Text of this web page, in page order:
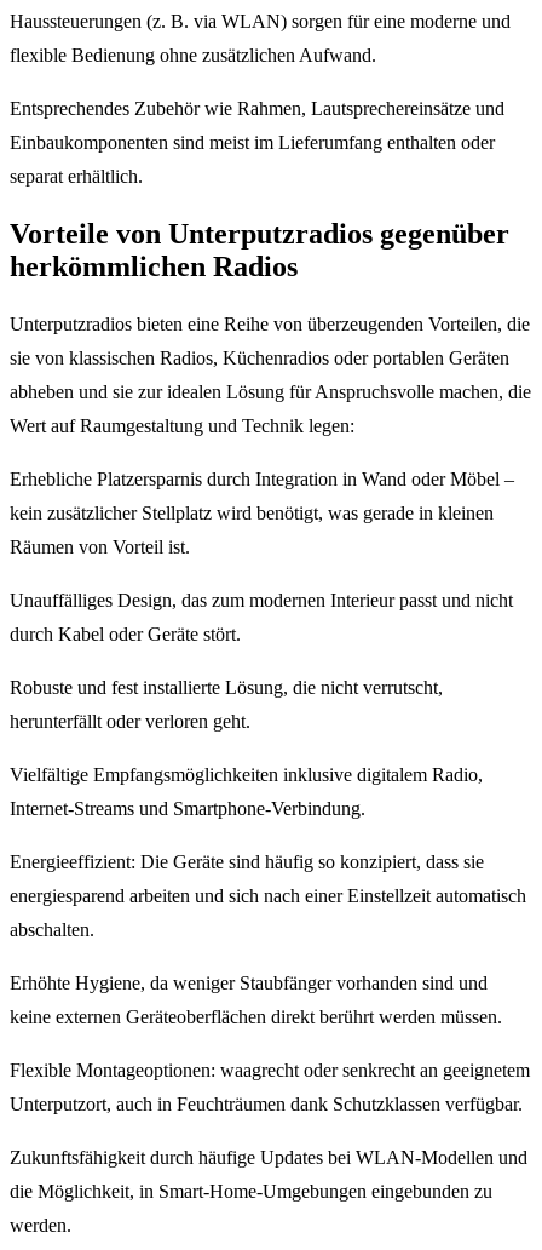
Haussteuerungen (z. B. via WLAN) sorgen für eine moderne und
flexible Bedienung ohne zusätzlichen Aufwand.
Entsprechendes Zubehör wie Rahmen, Lautsprechereinsätze und
Einbaukomponenten sind meist im Lieferumfang enthalten oder
separat erhältlich.
Vorteile von Unterputzradios gegenüber
herkömmlichen Radios
Unterputzradios bieten eine Reihe von überzeugenden Vorteilen, die
sie von klassischen Radios, Küchenradios oder portablen Geräten
abheben und sie zur idealen Lösung für Anspruchsvolle machen, die
Wert auf Raumgestaltung und Technik legen:
Erhebliche Platzersparnis durch Integration in Wand oder Möbel –
kein zusätzlicher Stellplatz wird benötigt, was gerade in kleinen
Räumen von Vorteil ist.
Unauffälliges Design, das zum modernen Interieur passt und nicht
durch Kabel oder Geräte stört.
Robuste und fest installierte Lösung, die nicht verrutscht,
herunterfällt oder verloren geht.
Vielfältige Empfangsmöglichkeiten inklusive digitalem Radio,
Internet-Streams und Smartphone-Verbindung.
Energieeffizient: Die Geräte sind häufig so konzipiert, dass sie
energiesparend arbeiten und sich nach einer Einstellzeit automatisch
abschalten.
Erhöhte Hygiene, da weniger Staubfänger vorhanden sind und
keine externen Geräteoberflächen direkt berührt werden müssen.
Flexible Montageoptionen: waagrecht oder senkrecht an geeignetem
Unterputzort, auch in Feuchträumen dank Schutzklassen verfügbar.
Zukunftsfähigkeit durch häufige Updates bei WLAN-Modellen und
die Möglichkeit, in Smart-Home-Umgebungen eingebunden zu
werden.